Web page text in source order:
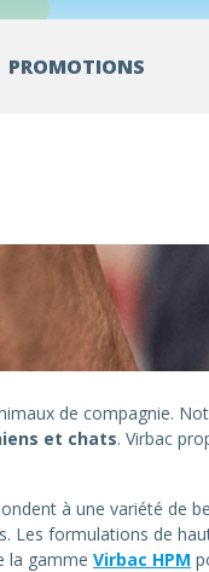
PROMOTIONS
de compagnie.
et chats. Virbac
à une variété de
Les formulations de
la gamme Virbac HPM